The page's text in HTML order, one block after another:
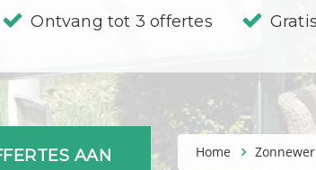
Ontvang tot 3 offertes
Home
AAN